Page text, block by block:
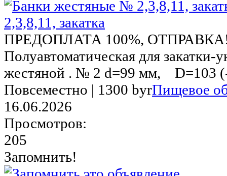
2,3,8,11, закатка
ПРЕДОПЛАТА 100%,
Полуавтоматическая для закатки-
жестяной . № 2 d=99 мм, D=103
Повсеместно | 1300 byrПищевое
16.06.2026
Просмотров:
205
Запомнить!